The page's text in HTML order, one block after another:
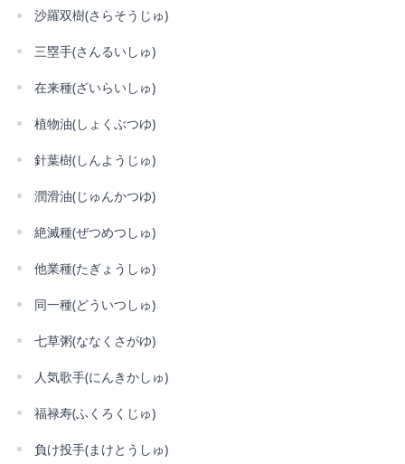
沙羅双樹(さらそうじゅ)
三塁手(さんるいしゅ)
在来種(ざいらいしゅ)
植物油(しょくぶつゆ)
針葉樹(しんようじゅ)
潤滑油(じゅんかつゆ)
絶滅種(ぜつめつしゅ)
他業種(たぎょうしゅ)
同一種(どういつしゅ)
七草粥(ななくさがゆ)
人気歌手(にんきかしゅ)
福禄寿(ふくろくじゅ)
負け投手(まけとうしゅ)